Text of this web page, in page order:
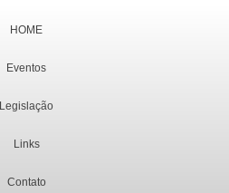
HOME
Eventos
Legislação
Links
Contato